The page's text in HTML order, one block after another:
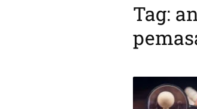
Tag: